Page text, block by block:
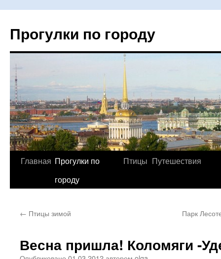
Прогулки по городу
Перейти
Главная Прогулки по
городу
Птицы Путешествия
← Птицы зимой Парк
Весна пришла! Коломяги -